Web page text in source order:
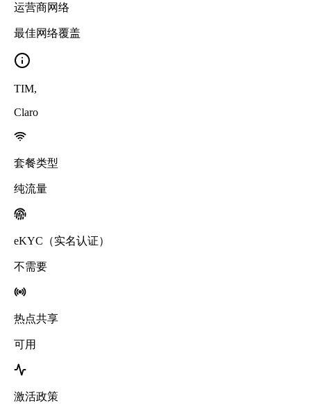
运营商网络
最佳网络覆盖
TIM,
Claro
套餐类型
纯流量
eKYC（实名认证）
不需要
热点共享
可用
激活政策